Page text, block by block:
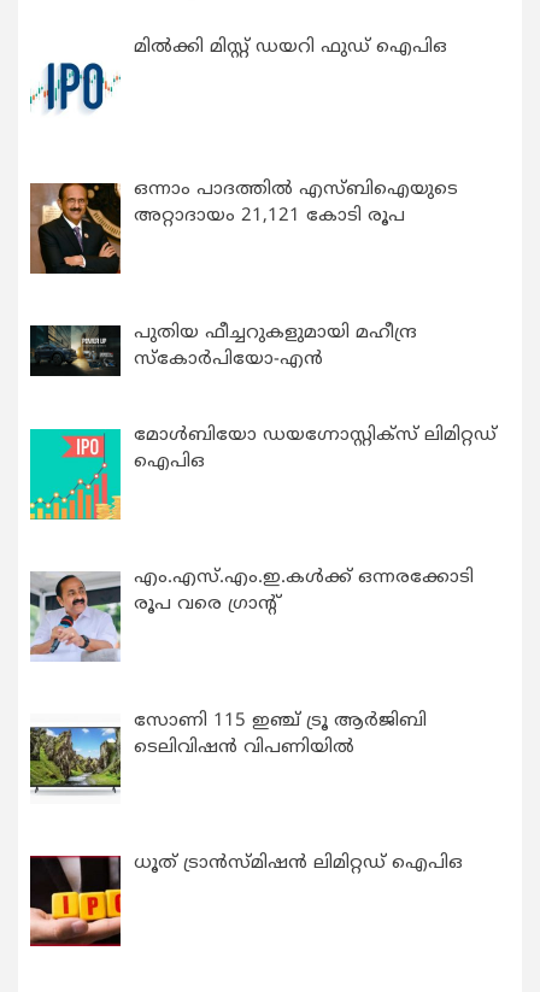
മിൽക്കി മിസ്റ്റ് ഡയറി ഫുഡ് ഐപിഒ
ഒന്നാം പാദത്തിൽ എസ്ബിഐയുടെ
അറ്റാദായം 21,121 കോടി രൂപ
പുതിയ ഫീച്ചറുകളുമായി മഹീന്ദ്ര
സ്കോർപിയോ-എൻ
മോൾബിയോ ഡയഗ്നോസ്റ്റിക്സ് ലിമിറ്റഡ്
ഐപിഒ
എം.എസ്.എം.ഇ.കൾക്ക് ഒന്നരക്കോടി
രൂപ വരെ ഗ്രാന്റ്
സോണി 115 ഇഞ്ച് ട്രൂ ആർജിബി
ടെലിവിഷൻ വിപണിയിൽ
ധൂത് ട്രാൻസ്മിഷൻ ലിമിറ്റഡ് ഐപിഒ